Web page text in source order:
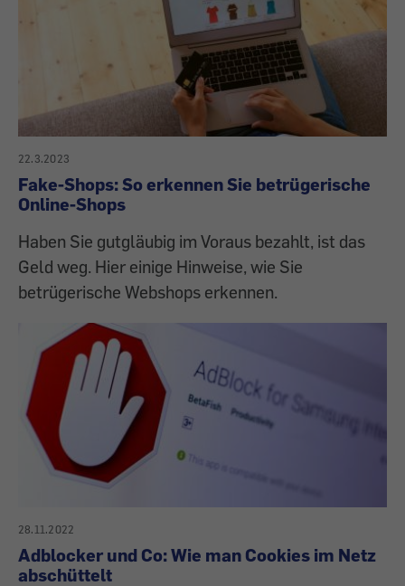
22.3.2023
Fake-Shops: So erkennen Sie betrügerische
Online-Shops
Haben Sie gutgläubig im Voraus bezahlt, ist das
Geld weg. Hier einige Hinweise, wie Sie
betrügerische Webshops erkennen.
28.11.2022
Adblocker und Co: Wie man Cookies im Netz
abschüttelt